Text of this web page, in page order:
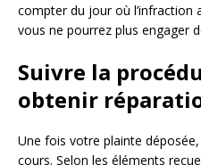
compter du jour où l’infraction
vous ne pourrez plus engager
Suivre la
obtenir
Une fois votre plainte
cours. Selon les éléments